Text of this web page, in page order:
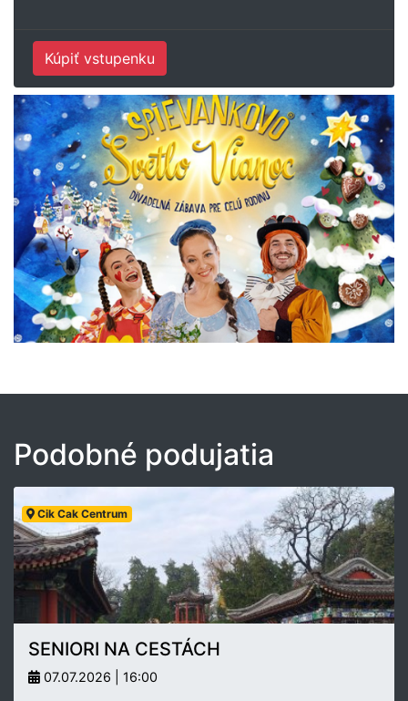
Kúpiť vstupenku
Podobné podujatia
Cik Cak Centrum
SENIORI NA CESTÁCH
07.07.2026 | 16:00